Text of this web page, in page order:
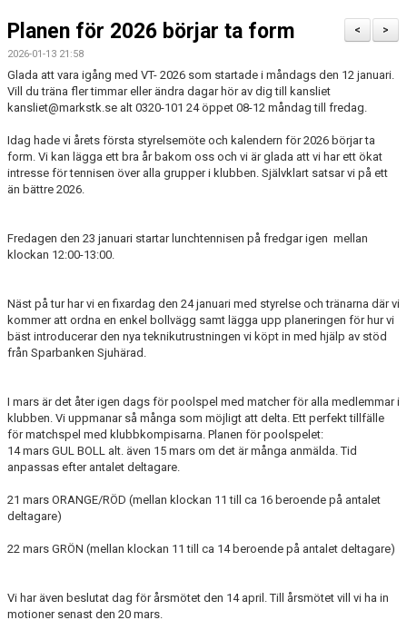
SPONSRING
OM KLUBBEN
DOKUMENT
>
<
Planen för 2026 börjar ta form
2026-01-13 21:58
Glada att vara igång med VT- 2026 som startade i måndags den 12 januari.
Vill du träna fler timmar eller ändra dagar hör av dig till kansliet
kansliet@markstk.se alt 0320-101 24 öppet 08-12 måndag till fredag.
Idag hade vi årets första styrelsemöte och kalendern för 2026 börjar ta
form. Vi kan lägga ett bra år bakom oss och vi är glada att vi har ett ökat
intresse för tennisen över alla grupper i klubben. Självklart satsar vi på ett
än bättre 2026.
Fredagen den 23 januari startar lunchtennisen på fredgar igen mellan
klockan 12:00-13:00.
Näst på tur har vi en fixardag den 24 januari med styrelse och tränarna där vi
kommer att ordna en enkel bollvägg samt lägga upp planeringen för hur vi
bäst introducerar den nya teknikutrustningen vi köpt in med hjälp av stöd
från Sparbanken Sjuhärad.
I mars är det åter igen dags för poolspel med matcher för alla medlemmar i
klubben. Vi uppmanar så många som möjligt att delta. Ett perfekt tillfälle
för matchspel med klubbkompisarna. Planen för poolspelet:
14 mars GUL BOLL alt. även 15 mars om det är många anmälda. Tid
anpassas efter antalet deltagare.
21 mars ORANGE/RÖD (mellan klockan 11 till ca 16 beroende på antalet
deltagare)
22 mars GRÖN (mellan klockan 11 till ca 14 beroende på antalet deltagare)
Vi har även beslutat dag för årsmötet den 14 april. Till årsmötet vill vi ha in
motioner senast den 20 mars.